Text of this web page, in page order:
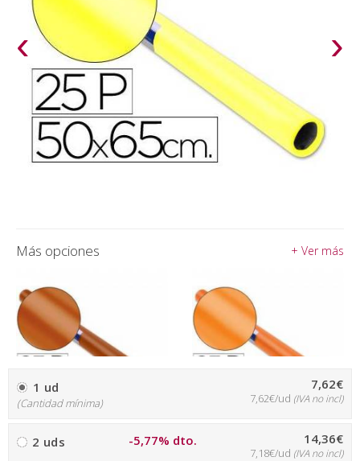
‹ ›
Más opciones + Ver más
1 ud
(Cantidad mínima)
7,62€
7,62€/ud (IVA no incl)
2 uds -5,77% dto. 14,36€
7,18€/ud (IVA no incl)